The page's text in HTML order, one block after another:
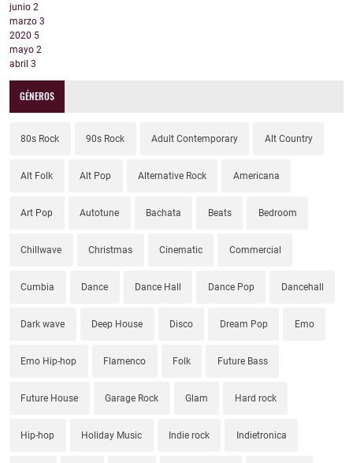
junio 2
marzo 3
2020 5
mayo 2
abril 3
GÉNEROS
80s Rock 90s Rock Adult Contemporary Alt Country
Alt Folk Alt Pop Alternative Rock Americana
Art Pop Autotune Bachata Beats Bedroom
Chillwave Christmas Cinematic Commercial
Cumbia Dance Dance Hall Dance Pop Dancehall
Dark wave Deep House Disco Dream Pop Emo
Emo Hip-hop Flamenco Folk Future Bass
Future House Garage Rock Glam Hard rock
Hip-hop Holiday Music Indie rock Indietronica